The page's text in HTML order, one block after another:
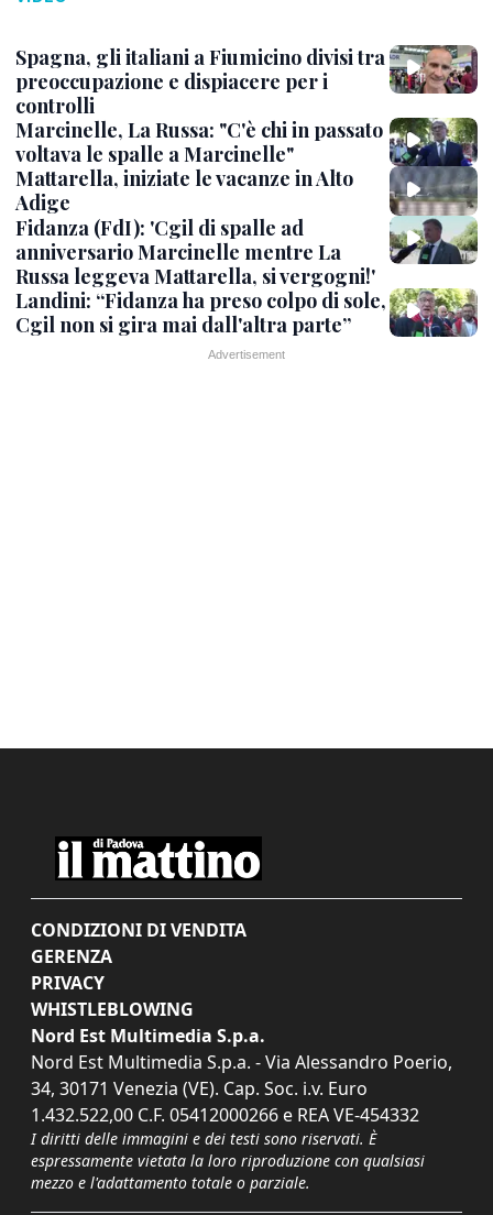
Spagna, gli italiani a Fiumicino divisi tra
preoccupazione e dispiacere per i
controlli
Marcinelle, La Russa: "C'è chi in passato
voltava le spalle a Marcinelle"
Mattarella, iniziate le vacanze in Alto
Adige
Fidanza (FdI): 'Cgil di spalle ad
anniversario Marcinelle mentre La
Russa leggeva Mattarella, si vergogni!'
Landini: “Fidanza ha preso colpo di sole,
Cgil non si gira mai dall'altra parte”
CONDIZIONI DI VENDITA
GERENZA
PRIVACY
WHISTLEBLOWING
Nord Est Multimedia S.p.a.
Nord Est Multimedia S.p.a. - Via Alessandro Poerio,
34, 30171 Venezia (VE). Cap. Soc. i.v. Euro
1.432.522,00 C.F. 05412000266 e REA VE-454332
I diritti delle immagini e dei testi sono riservati. È
espressamente vietata la loro riproduzione con qualsiasi
mezzo e l'adattamento totale o parziale.